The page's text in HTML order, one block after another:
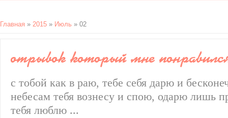
Главная » 2015 » Июль » 02
отрывок который мне
с тобой как в раю, тебе себя дарю и
небесам тебя вознесу и спою, одарю лишь
тебя люблю ...